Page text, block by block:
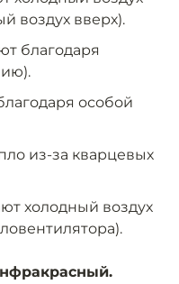
воздух вверх).
благодаря
особой
из-за кварцевых
холодный воздух